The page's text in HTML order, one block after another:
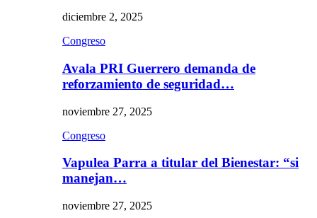
diciembre 2, 2025
Congreso
Avala PRI Guerrero demanda de
reforzamiento de seguridad…
noviembre 27, 2025
Congreso
Vapulea Parra a titular del Bienestar: “si
manejan…
noviembre 27, 2025